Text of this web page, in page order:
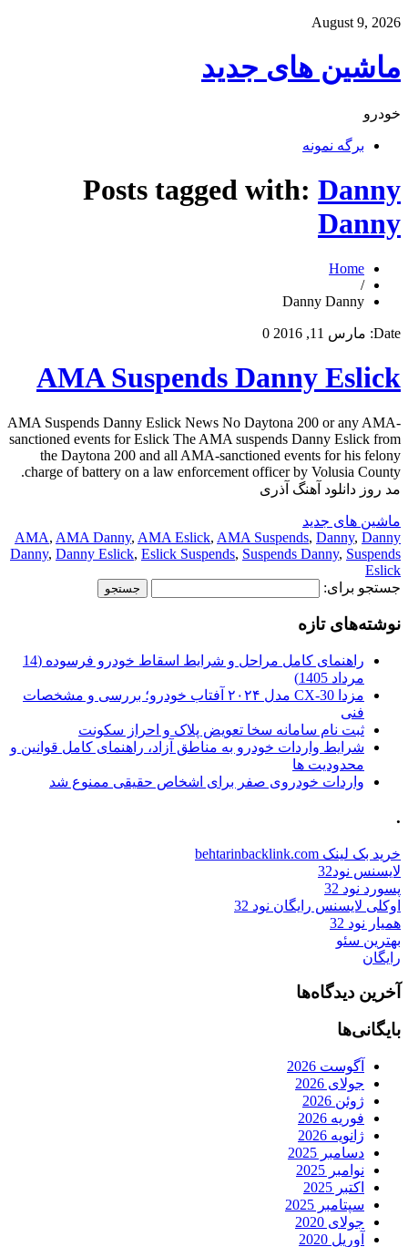
August 9, 2026
ماشین های جدید
خودرو
برگه نمونه
Posts tagged with: Danny
Danny
Home
/
Danny Danny
Date: مارس 11, 2016 0
AMA Suspends Danny Eslick
AMA Suspends Danny Eslick News No Daytona 200 or any AMA-
sanctioned events for Eslick The AMA suspends Danny Eslick from
the Daytona 200 and all AMA-sanctioned events for his felony
charge of battery on a law enforcement officer by Volusia County.
مد روز دانلود آهنگ آذری
ماشین های جدید
AMA, AMA Danny, AMA Eslick, AMA Suspends, Danny, Danny
Danny, Danny Eslick, Eslick Suspends, Suspends Danny, Suspends
Eslick
جستجو برای:
نوشته‌های تازه
راهنمای کامل مراحل و شرایط اسقاط خودرو فرسوده (14
مرداد 1405)
مزدا CX-30 مدل ۲۰۲۴ آفتاب خودرو؛ بررسی و مشخصات
فنی
ثبت نام سامانه سخا تعویض پلاک و احراز سکونت
شرایط واردات خودرو به مناطق آزاد، راهنمای کامل قوانین و
محدودیت ها
واردات خودروی صفر برای اشخاص حقیقی ممنوع شد
.
خرید بک لینک behtarinbacklink.com
لایسنس نود32
پسورد نود 32
اوکلی لایسنس رایگان نود 32
همیار نود 32
بهترین سئو
رایگان
آخرین دیدگاه‌ها
بایگانی‌ها
آگوست 2026
جولای 2026
ژوئن 2026
فوریه 2026
ژانویه 2026
دسامبر 2025
نوامبر 2025
اکتبر 2025
سپتامبر 2025
جولای 2020
آوریل 2020